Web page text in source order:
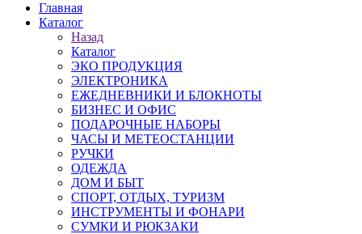
Главная
Каталог
Назад
Каталог
ЭКО ПРОДУКЦИЯ
ЭЛЕКТРОНИКА
ЕЖЕДНЕВНИКИ И БЛОКНОТЫ
БИЗНЕС И ОФИС
ПОДАРОЧНЫЕ НАБОРЫ
ЧАСЫ И МЕТЕОСТАНЦИИ
РУЧКИ
ОДЕЖДА
ДОМ И БЫТ
СПОРТ, ОТДЫХ, ТУРИЗМ
ИНСТРУМЕНТЫ И ФОНАРИ
СУМКИ И РЮКЗАКИ